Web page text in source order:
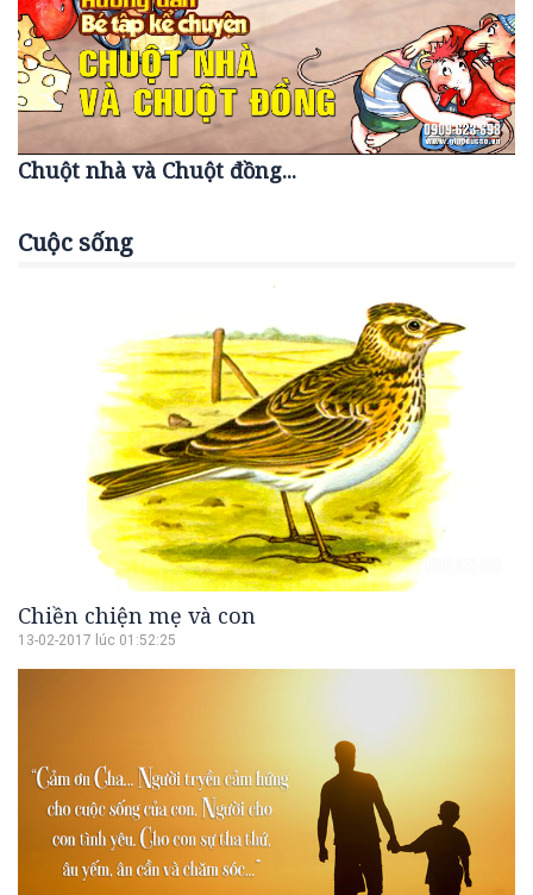
Chuột nhà và Chuột đồng...
Cuộc sống
Chiền chiện mẹ và con
13-02-2017 lúc 01:52:25